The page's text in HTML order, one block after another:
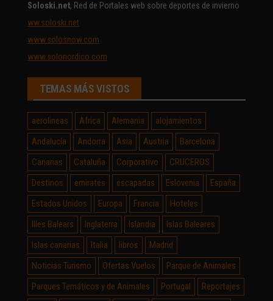
Soloski.net, Red de Portales web sobre deportes de invierno
ww.soloski.net
www.solosnow.com
www.solonordico.com
TEMAS MÁS VISTOS
aerolineas Africa Alemania
alojamientos
Andalucía
Andorra Asia Austria
Barcelona
Canarias
Cataluña Corporativo
CRUCEROS
Destinos
emirates escapadas Eslovenia
España
Estados Unidos
Europa Francia
Hoteles
Illes Balears
Inglaterra Islandia
Islas Baleares
Islas canarias
Italia libros
Madrid
Noticias Turismo
Ofertas Vuelos
Parque de Animales
Parques Temáticos y de Animales
Portugal
Reportajes